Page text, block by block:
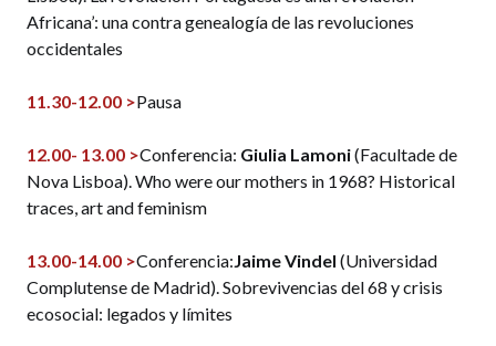
Africana’: una contra genealogía de las revoluciones
occidentales
11.30-12.00 >Pausa
12.00- 13.00 >Conferencia: Giulia Lamoni(Facultade de
Nova Lisboa). Who were our mothers in 1968? Historical
traces, art and feminism
13.00-14.00 >Conferencia:Jaime Vindel (Universidad
Complutense de Madrid). Sobrevivencias del 68 y crisis
ecosocial: legados y límites